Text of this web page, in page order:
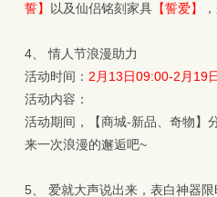
誓】
以及仙侣铭刻家具 【誓爱】
4、 情人节浪漫助力
活动时间： 2月13日09:00-2月19
活动内容：
活动期间，【商城-新品、奇物】
来一次浪漫的邂逅吧~
5、 爱就大声说出来，表白神器限